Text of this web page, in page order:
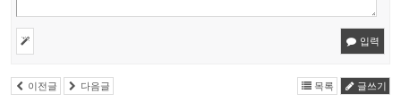
입력
이전글 다음글 목록 글쓰기